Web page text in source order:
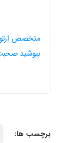
متخصص
بپوشید
برچسب ها: